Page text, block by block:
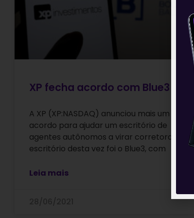
XP fecha acordo com Blue3
A XP (XP:NASDAQ) anunciou mais um
acordo para ajudar um escritório de
agentes autônomos a virar corretora. O
escritório desta vez foi o Blue3, com
Leia mais